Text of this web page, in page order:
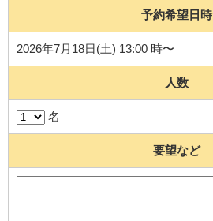
予約希望日時
2026年7月18日(土) 13:00 時〜
人数
名
要望など